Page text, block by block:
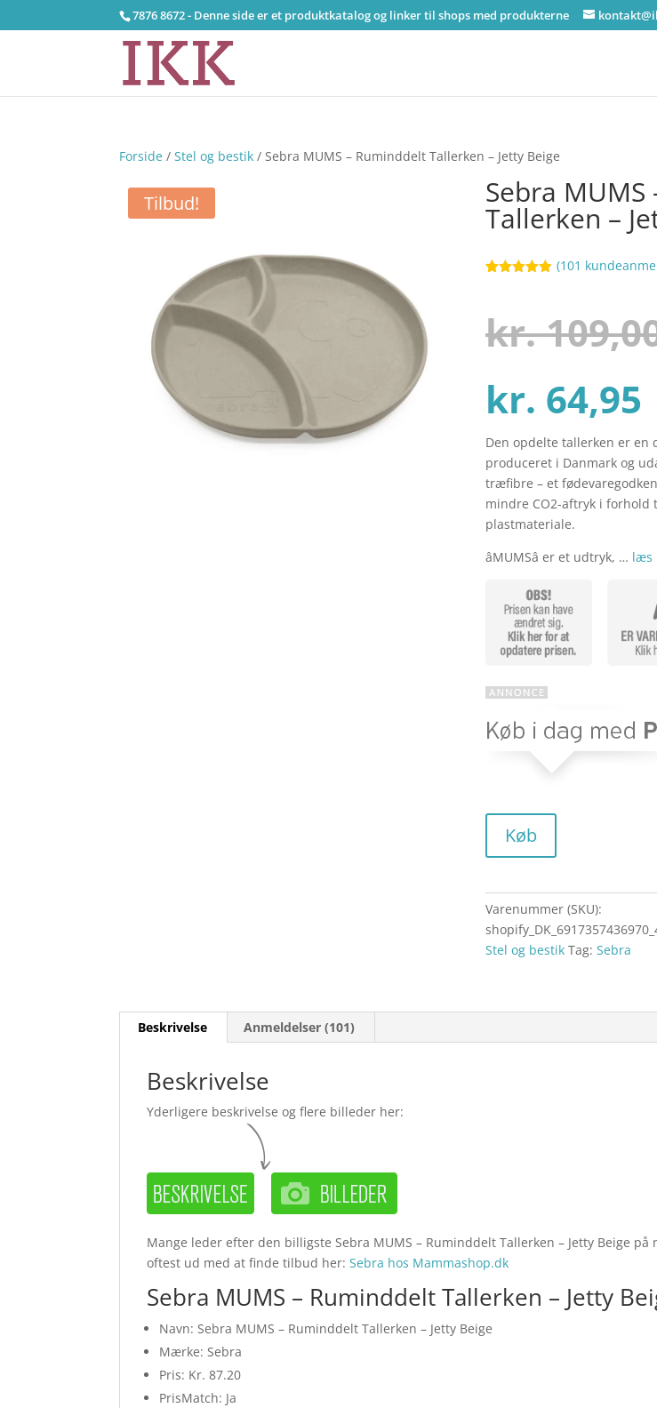
7876 8672 - Denne side er et produktkatalog og linker til shops med produkterne
Forside /Stel og bestik / Sebra MUMS – Ruminddelt Tallerken – Jetty Beige
Tilbud! Sebra
Tallerken –
baseret på
kundebedøm
melser
(101
kr.
kr. 64,95
Den opdelte tallerken er en
produceret i Danmark og
træfibre – et
mindre CO2-aftryk i
plastmateriale.
âMUMSâ er et udtryk, … læs
Køb
Varenummer (SKU):
Stel og bestik Tag:Sebra
Beskrivelse Anmeldelser (101)
Beskrivelse
Yderligere beskrivelse og flere billeder her:
Mange leder efter den billigste Sebra MUMS – Ruminddelt Tallerken – Jetty Beige på
oftest ud med at finde tilbud her:Sebra hos Mammashop.dk
Sebra MUMS – Ruminddelt Tallerken – Jetty
Navn: Sebra MUMS – Ruminddelt Tallerken – Jetty Beige
Mærke: Sebra
Pris: Kr. 87.20
PrisMatch: Ja